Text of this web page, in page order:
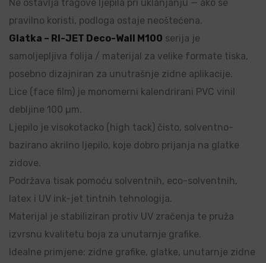
Ne ostavlja tragove ljepila pri uklanjanju — ako se
pravilno koristi, podloga ostaje neoštećena.
Glatka – RI-JET Deco-Wall M100 serija je
samoljepljiva folija / materijal za velike formate tiska,
posebno dizajniran za unutrašnje zidne aplikacije.
Lice (face film) je monomerni kalendrirani PVC vinil
debljine 100 µm.
Ljepilo je visokotacko (high tack) čisto, solventno-
bazirano akrilno ljepilo, koje dobro prijanja na glatke
zidove.
Podržava tisak pomoću solventnih, eco-solventnih,
latex i UV ink-jet tintnih tehnologija.
Materijal je stabiliziran protiv UV zračenja te pruža
izvrsnu kvalitetu boja za unutarnje grafike.
Idealne primjene: zidne grafike, glatke, unutarnje zidne